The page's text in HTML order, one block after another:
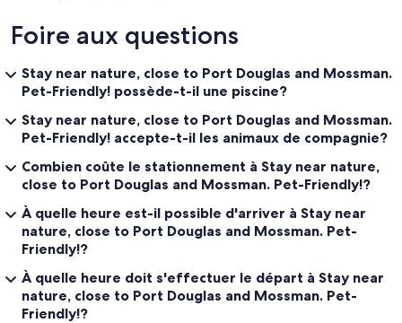
Foire aux questions
Stay near nature, close to Port Douglas and Mossman.
Pet-Friendly! possède-t-il une piscine?
Stay near nature, close to Port Douglas and Mossman.
Pet-Friendly! accepte-t-il les animaux de compagnie?
Combien coûte le stationnement à Stay near nature,
close to Port Douglas and Mossman. Pet-Friendly!?
À quelle heure est-il possible d'arriver à Stay near
nature, close to Port Douglas and Mossman. Pet-
Friendly!?
À quelle heure doit s'effectuer le départ à Stay near
nature, close to Port Douglas and Mossman. Pet-
Friendly!?